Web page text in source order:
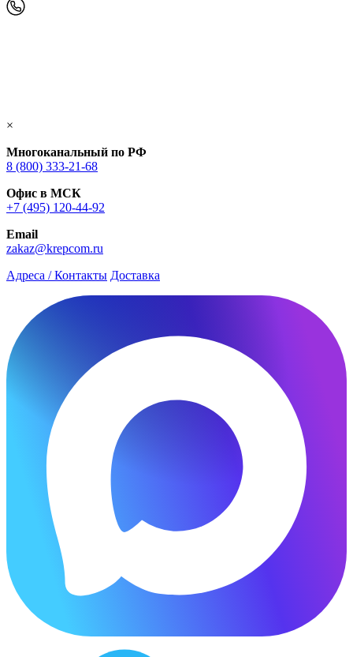
×
Многоканальный по РФ
8 (800) 333‑21-68
Офис в МСК
+7 (495) 120-44-92
Email
zakaz@krepcom.ru
Адреса / Контакты Доставка